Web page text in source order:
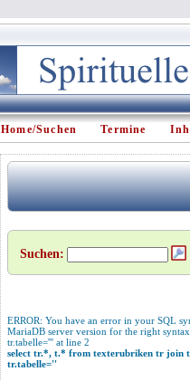
Home/Suchen Termine
Suchen:
ERROR: You have an error in your SQL
MariaDB server version for the right
tr.tabelle=''' at line 2
select tr.*, t.* from texterubriken tr join
tr.tabelle=''